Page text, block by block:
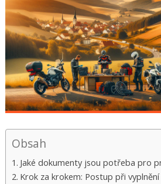
Obsah
Jaké dokumenty jsou potřeba pro
Krok za krokem: Postup při